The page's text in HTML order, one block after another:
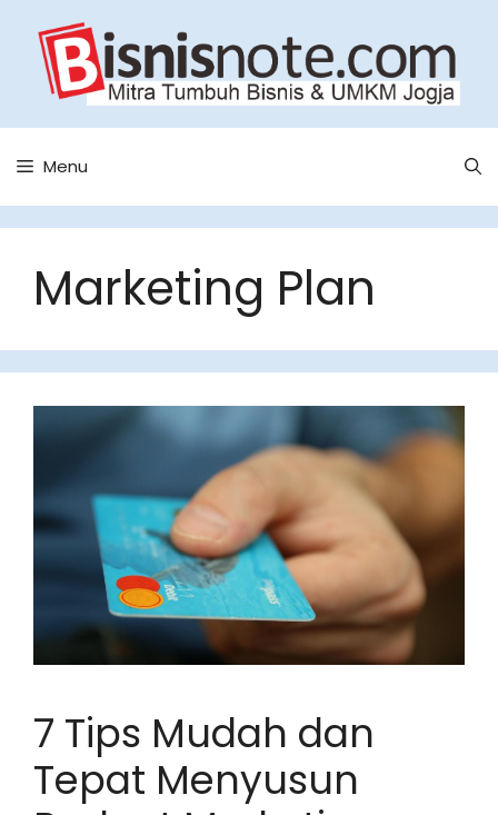
content
Menu
Marketing Plan
7 Tips Mudah dan
Tepat Menyusun